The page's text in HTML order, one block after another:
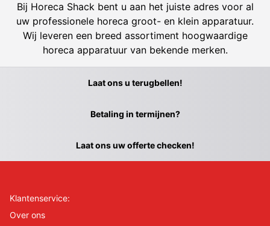
Bij Horeca Shack bent u aan het juiste adres voor al
uw professionele horeca groot- en klein apparatuur.
Wij leveren een breed assortiment hoogwaardige
horeca apparatuur van bekende merken.
Laat ons u terugbellen!
Betaling in termijnen?
Laat ons uw offerte checken!
Klantenservice:
Over ons